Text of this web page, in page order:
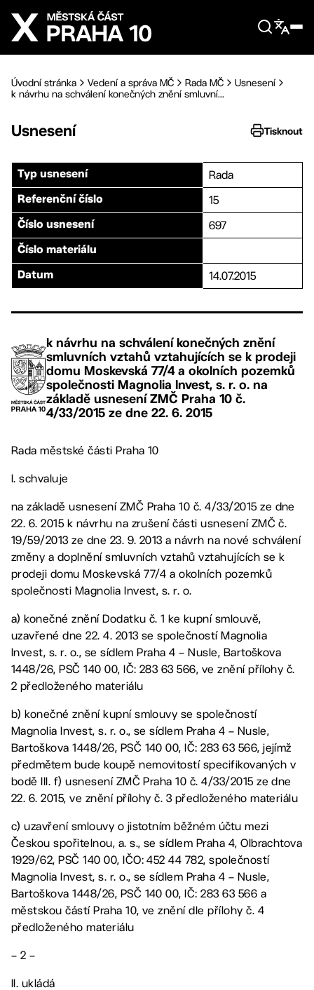
Přejít na hlavní obsah
Úvodní stránka Vedení a správa MČ Rada MČ
Usnesení
k návrhu na schválení konečných znění smluvní...
Usnesení Tisknout
Typ usnesení Rada
Referenční číslo 15
Číslo usnesení 697
Číslo materiálu
Datum 14.07.2015
k návrhu na schválení konečných znění
smluvních vztahů vztahujících se k prodeji
domu Moskevská 77/4 a okolních pozemků
společnosti Magnolia Invest, s. r. o. na
základě usnesení ZMČ Praha 10 č.
4/33/2015 ze dne 22. 6. 2015
Rada městské části Praha 10
I. schvaluje
na základě usnesení ZMČ Praha 10 č. 4/33/2015 ze dne
22. 6. 2015 k návrhu na zrušení části usnesení ZMČ č.
19/59/2013 ze dne 23. 9. 2013 a návrh na nové schválení
změny a doplnění smluvních vztahů vztahujících se k
prodeji domu Moskevská 77/4 a okolních pozemků
společnosti Magnolia Invest, s. r. o.
a) konečné znění Dodatku č. 1 ke kupní smlouvě,
uzavřené dne 22. 4. 2013 se společností Magnolia
Invest, s. r. o., se sídlem Praha 4 – Nusle, Bartoškova
1448/26, PSČ 140 00, IČ: 283 63 566, ve znění přílohy č.
2 předloženého materiálu
b) konečné znění kupní smlouvy se společností
Magnolia Invest, s. r. o., se sídlem Praha 4 – Nusle,
Bartoškova 1448/26, PSČ 140 00, IČ: 283 63 566, jejímž
předmětem bude koupě nemovitostí specifikovaných v
bodě III. f) usnesení ZMČ Praha 10 č. 4/33/2015 ze dne
22. 6. 2015, ve znění přílohy č. 3 předloženého materiálu
c) uzavření smlouvy o jistotním běžném účtu mezi
Českou spořitelnou, a. s., se sídlem Praha 4, Olbrachtova
1929/62, PSČ 140 00, IČO: 452 44 782, společností
Magnolia Invest, s. r. o., se sídlem Praha 4 – Nusle,
Bartoškova 1448/26, PSČ 140 00, IČ: 283 63 566 a
městskou částí Praha 10, ve znění dle přílohy č. 4
předloženého materiálu
– 2 –
II. ukládá